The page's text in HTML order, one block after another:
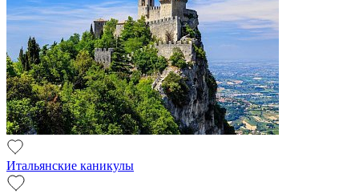
Итальянские каникулы